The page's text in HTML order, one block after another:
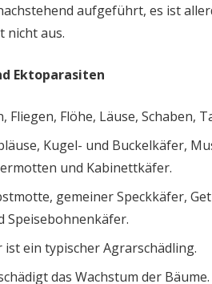
aufgeführt, es ist
nicht aus.
Ektoparasiten
Fliegen, Flöhe, Läuse, Schaben,
Kugel- und Buckelkäfer,
und Kabinettkäfer.
gemeiner Speckkäfer,
Speisebohnenkäfer.
ein typischer Agrarschädling.
das Wachstum der Bäume.